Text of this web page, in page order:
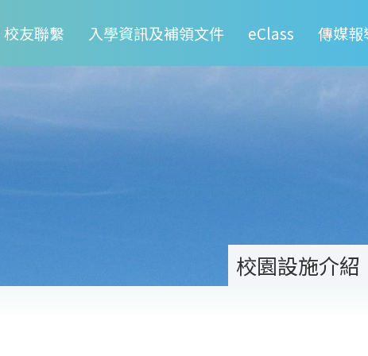
校友聯繫 入學資訊及補領文件 eClass 傳媒報
校園設施介紹